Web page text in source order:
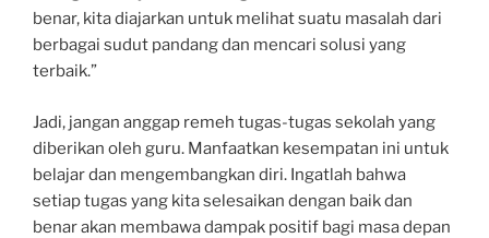
benar, kita diajarkan untuk melihat suatu masalah dari
berbagai sudut pandang dan mencari solusi yang
terbaik.”
Jadi, jangan anggap remeh tugas-tugas sekolah yang
diberikan oleh guru. Manfaatkan kesempatan ini untuk
belajar dan mengembangkan diri. Ingatlah bahwa
setiap tugas yang kita selesaikan dengan baik dan
benar akan membawa dampak positif bagi masa depan